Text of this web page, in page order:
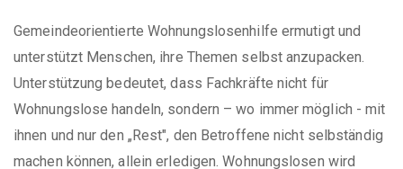
Gemeindeorientierte Wohnungslosenhilfe ermutigt und
unterstützt Menschen, ihre Themen selbst anzupacken.
Unterstützung bedeutet, dass Fachkräfte nicht für
Wohnungslose handeln, sondern – wo immer möglich - mit
ihnen und nur den „Rest", den Betroffene nicht selbständig
machen können, allein erledigen. Wohnungslosen wird